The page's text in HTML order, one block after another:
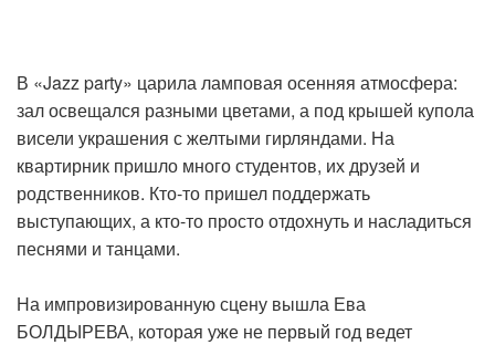
В «Jazz party» царила ламповая осенняя атмосфера:
зал освещался разными цветами, а под крышей купола
висели украшения с желтыми гирляндами. На
квартирник пришло много студентов, их друзей и
родственников. Кто-то пришел поддержать
выступающих, а кто-то просто отдохнуть и насладиться
песнями и танцами.
На импровизированную сцену вышла Ева
БОЛДЫРЕВА, которая уже не первый год ведет